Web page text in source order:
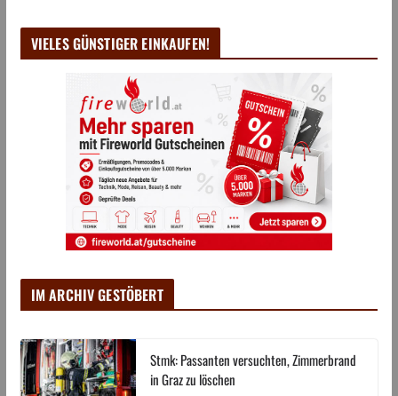
VIELES GÜNSTIGER EINKAUFEN!
IM ARCHIV GESTÖBERT
Stmk: Passanten versuchten, Zimmerbrand
in Graz zu löschen